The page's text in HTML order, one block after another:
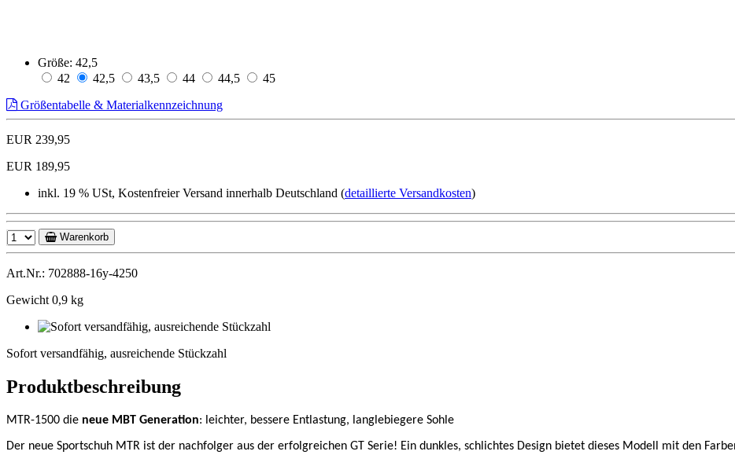
Größe: 42,5
42
42,5 43,5 44 44,5
45
Größentabelle & Materialkennzeichnung
EUR 239,95
EUR 189,95
inkl. 19 % USt, Kostenfreier Versand innerhalb Deutschland (detaillierte Versandkosten)
Warenkorb
Art.Nr.: 702888-16y-4250
Gewicht 0,9 kg
Sofort versandfähig, ausreichende Stückzahl
Produktbeschreibung
MTR-1500 die neue MBT Generation: leichter, bessere Entlastung, langlebiegere Sohle
Der neue Sportschuh MTR ist der nachfolger aus der erfolgreichen GT Serie! Ein dunkles, schlichtes Design bietet dieses Modell mit den